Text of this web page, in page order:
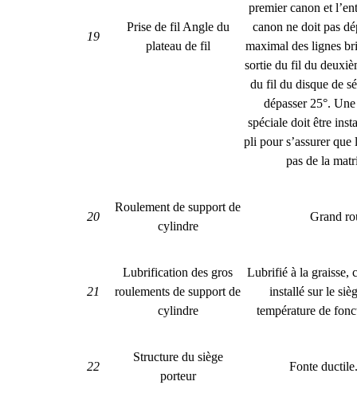
19
Prise de fil Angle du
plateau de fil
premier canon et
canon ne doit pas
maximal des lignes
sortie du fil du
du fil du disque de
dépasser 25°.
spéciale doit être
pli pour s’assurer
pas de la
20
Roulement de support de
cylindre
Grand
21
Lubrification des gros
roulements de support de
cylindre
Lubrifié à la graisse,
installé sur le
température de
22
Structure du siège
porteur
Fonte